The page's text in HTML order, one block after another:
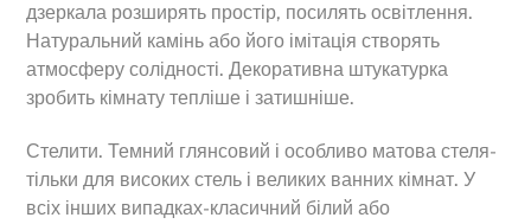
дзеркала розширять простір, посилять освітлення.
Натуральний камінь або його імітація створять
атмосферу солідності. Декоративна штукатурка
зробить кімнату тепліше і затишніше.
Стелити. Темний глянсовий і особливо матова стеля-
тільки для високих стель і великих ванних кімнат. У
всіх інших випадках-класичний білий або